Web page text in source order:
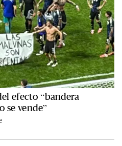
efecto “bandera
se vende”